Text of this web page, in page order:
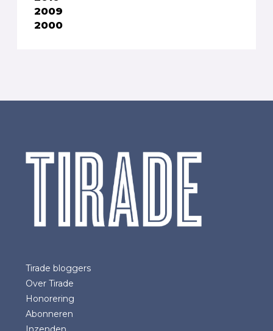
2009
2000
Tirade bloggers
Over Tirade
Honorering
Abonneren